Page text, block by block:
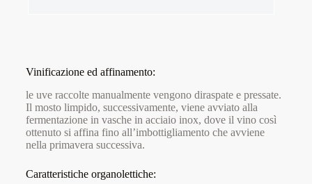
Vinificazione ed affinamento:
le uve raccolte manualmente vengono diraspate e pressate.
Il mosto limpido, successivamente, viene avviato alla
fermentazione in vasche in acciaio inox, dove il vino così
ottenuto si affina fino all’imbottigliamento che avviene
nella primavera successiva.
Caratteristiche organolettiche: